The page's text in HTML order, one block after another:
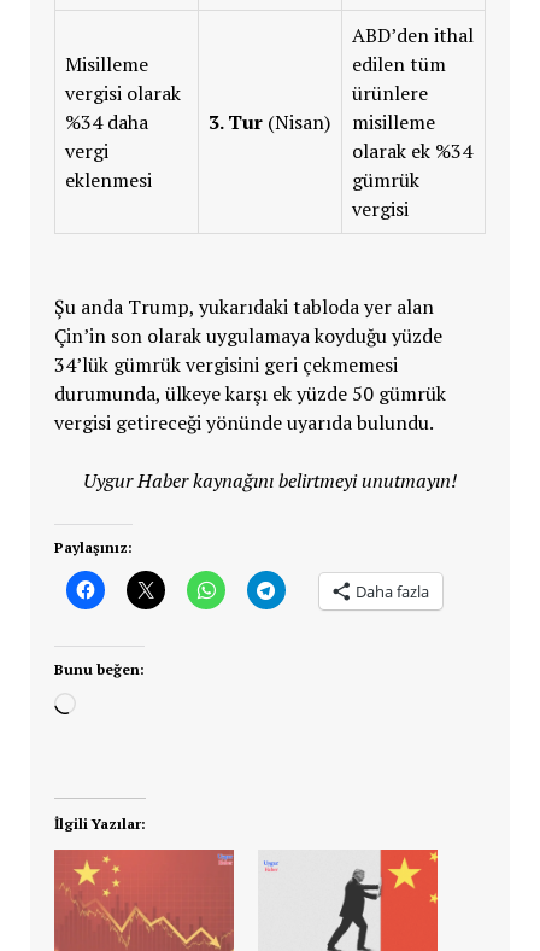
Misilleme
vergisi olarak
%34 daha
vergi
eklenmesi
3. Tur (Nisan)
ABD’den ithal
edilen tüm
ürünlere
misilleme
olarak ek %34
gümrük
vergisi
Şu anda Trump, yukarıdaki tabloda yer alan
Çin’in son olarak uygulamaya koyduğu yüzde
34’lük gümrük vergisini geri çekmemesi
durumunda, ülkeye karşı ek yüzde 50 gümrük
vergisi getireceği yönünde uyarıda bulundu.
Uygur Haber kaynağını belirtmeyi unutmayın!
Paylaşınız:
Daha fazla
Bunu beğen:
Yükleniyor...
İlgili Yazılar: